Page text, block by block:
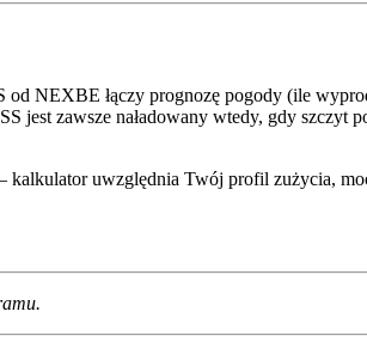
NEXBE łączy prognozę pogody (ile
zawsze naładowany wtedy, gdy szczyt
uwzględnia Twój profil zużycia,